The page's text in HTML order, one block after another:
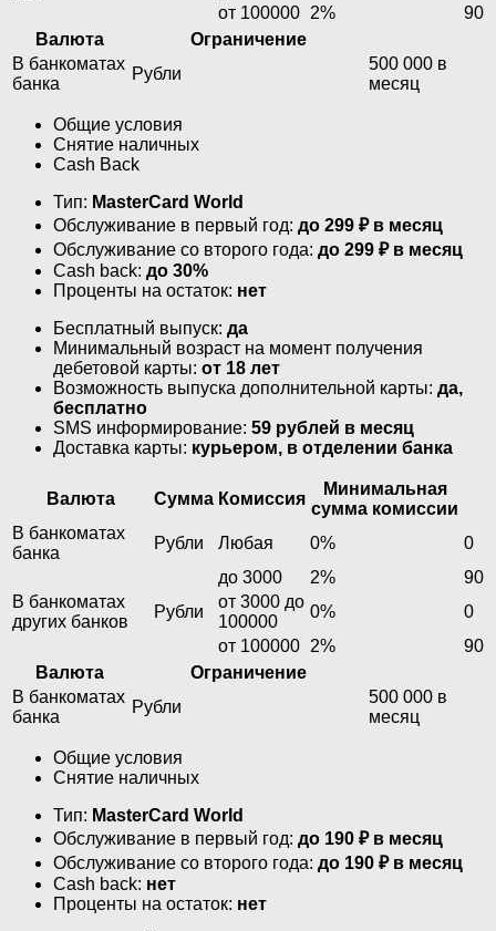
от 100000 2%
90
Валюта
Ограничение
В банкоматах
банка
Рубли
500 000 в
месяц
Общие условия
Снятие наличных
Cash Back
Тип: MasterСard World
Обслуживание в первый год: до 299 ₽ в месяц
Обслуживание со второго года: до 299 ₽ в месяц
Cash back: до 30%
Проценты на остаток: нет
Бесплатный выпуск: да
Минимальный возраст на момент получения
дебетовой карты: от 18 лет
Возможность выпуска дополнительной карты: да,
бесплатно
SMS информирование: 59 рублей в месяц
Доставка карты: курьером, в отделении банка
Валюта Сумма Комиссия
Минимальная
сумма комиссии
В банкоматах
банка
Рубли Любая 0% 0
В банкоматах
других банков
Рубли
до 3000 2%
90
от 3000 до
100000
0%
0
от 100000 2%
90
Валюта
Ограничение
В банкоматах
банка
Рубли
500 000 в
месяц
Общие условия
Снятие наличных
Тип: MasterСard World
Обслуживание в первый год: до 190 ₽ в месяц
Обслуживание со второго года: до 190 ₽ в месяц
Cash back: нет
Проценты на остаток: нет